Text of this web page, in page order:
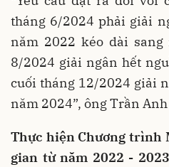
tháng 6/2024 phải giải
năm 2022 kéo dài
8/2024 giải ngân hết
cuối tháng 12/2024 giải
năm 2024”, ông Trần
Thực hiện Chương trình
gian từ năm 2022 -